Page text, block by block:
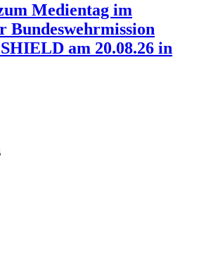
Medientag im
Bundeswehrmission
am 20.08.26 in